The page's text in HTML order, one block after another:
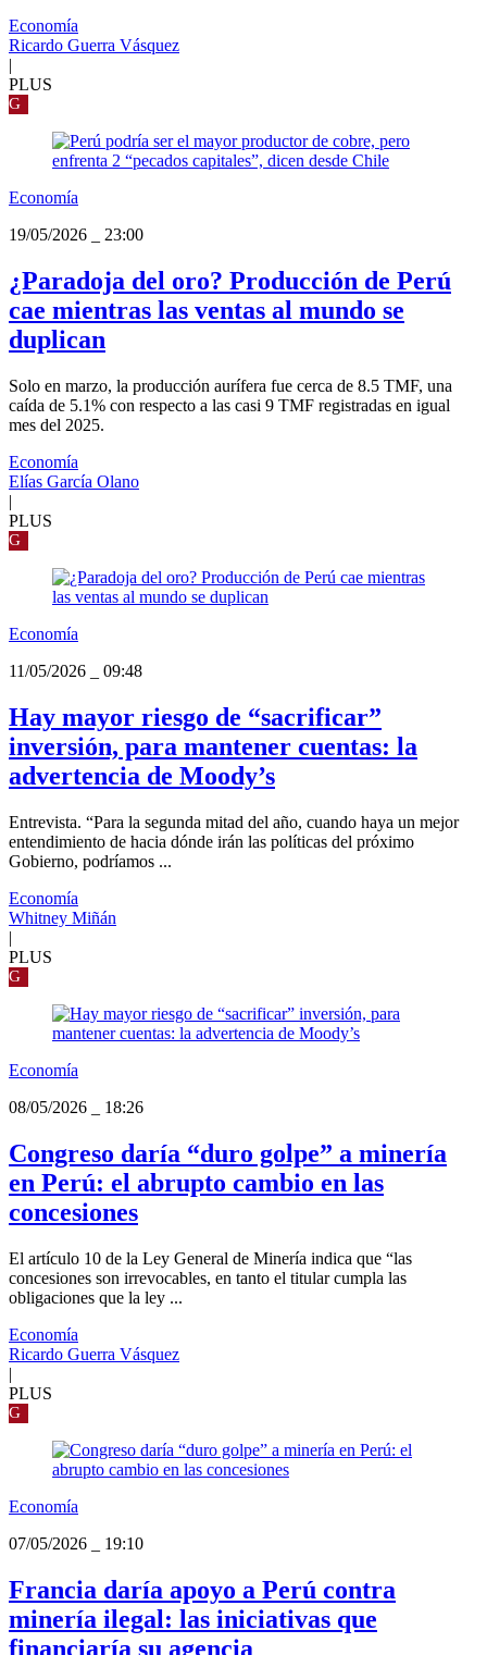
Economía
Ricardo Guerra Vásquez
PLUS
G
Economía
19/05/2026
23:00
¿Paradoja del oro? Producción de Perú
cae mientras las ventas al mundo se
duplican
Solo en marzo, la producción aurífera fue cerca de 8.5 TMF, una
caída de 5.1% con respecto a las casi 9 TMF registradas en igual
mes del 2025.
Economía
Elías García Olano
|
PLUS
G
Economía
11/05/2026
09:48
Hay mayor riesgo de “sacrificar”
inversión, para mantener cuentas: la
advertencia de Moody’s
Entrevista. “Para la segunda mitad del año, cuando haya un mejor
entendimiento de hacia dónde irán las políticas del próximo
Gobierno, podríamos ...
Economía
Whitney Miñán
|
PLUS
G
Economía
08/05/2026
18:26
Congreso daría “duro golpe” a minería
en Perú: el abrupto cambio en las
concesiones
El artículo 10 de la Ley General de Minería indica que “las
concesiones son irrevocables, en tanto el titular cumpla las
obligaciones que la ley ...
Economía
Ricardo Guerra Vásquez
|
PLUS
G
Economía
07/05/2026
19:10
Francia daría apoyo a Perú contra
minería ilegal: las iniciativas que
financiaría su agencia